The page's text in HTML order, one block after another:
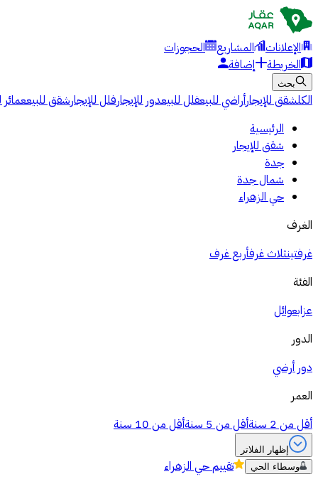
الإعلانات المشاريع
الحجوزات
الخريطة
إضافة
بحث
الكلشقق للإيجارأراضي للبيعفلل للبيعدور للإيجارفلل للإيجارشقق للبيععمائر
الرئيسية
شقق للإيجار
جدة
شمال جدة
حي الزهراء
الغرف
غرفتينثلاث غرفأربع غرف
الفئة
عزابعوائل
الدور
دور أرضي
العمر
أقل من 2 سنة
أقل من 5 سنة أقل من 10 سنة
إظهار الفلاتر
وسطاء الحي
تقييمحي الزهراء